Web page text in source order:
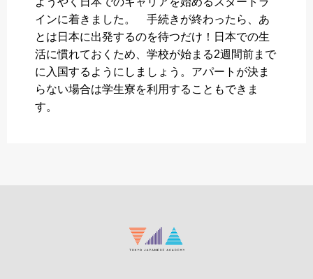
インに着きました。 手続きが終わったら、あ
とは日本に出発するのを待つだけ！日本での生
活に慣れておくため、学校が始まる2週間前まで
に入国するようにしましょう。アパートが決ま
らない場合は学生寮を利用することもできま
す。